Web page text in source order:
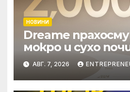
НОВИНИ
Dreame
мокро и сухо
надхвърлиха 2
патентни заявки
световен мащаб
АВГ. 7, 2026